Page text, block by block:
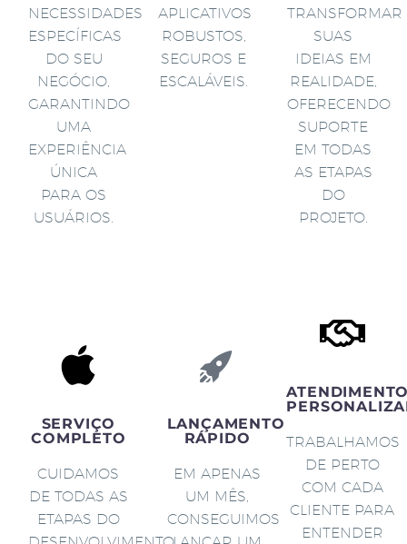
NECESSIDADES
ESPECÍFICAS
DO SEU
NEGÓCIO,
GARANTINDO
UMA
EXPERIÊNCIA
ÚNICA
PARA OS
USUÁRIOS.
APLICATIVOS
ROBUSTOS,
SEGUROS E
ESCALÁVEIS.
TRANSFORMAR
SUAS
IDEIAS EM
REALIDADE,
OFERECENDO
SUPORTE
EM TODAS
AS ETAPAS
DO
PROJETO.
SERVIÇO
COMPLETO
CUIDAMOS
DE TODAS AS
ETAPAS DO
LANÇAMENTO
RÁPIDO
EM APENAS
UM MÊS,
CONSEGUIMOS
TRABALHAMOS
DE PERTO
COM CADA
CLIENTE PARA
ENTENDER